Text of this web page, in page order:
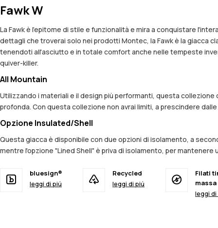
Fawk W
La Fawk è l'epitome di stile e funzionalità e mira a conquistare
dettagli che troverai solo nei prodotti Montec, la Fawk è la giacca
tenendoti all'asciutto e in totale comfort anche nelle tempeste
quiver-killer.
All Mountain
Utilizzando i materiali e il design più performanti, questa
profonda. Con questa collezione non avrai limiti, a prescindere
Opzione Insulated/Shell
Questa giacca è disponibile con due opzioni di isolamento, a
mentre l'opzione "Lined Shell" è priva di isolamento, per
bluesign®
leggi di piú
Recycled
leggi di piú
Filati
massa
leggi di